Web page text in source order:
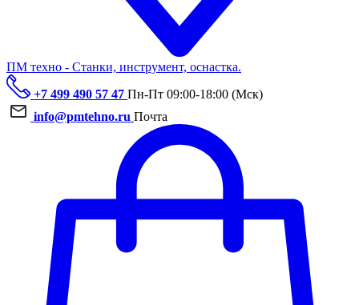
ПМ техно - Станки, инструмент, оснастка.
+7 499 490 57 47 Пн-Пт 09:00-18:00 (Мск)
info@pmtehno.ru Почта